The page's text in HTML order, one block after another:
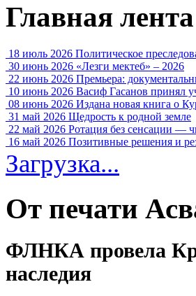
Главная лента
18 июль 2026 Политическое
30 июнь 2026 «Лезги мектеб» – 2026
22 июнь 2026 Премьера:
10 июнь 2026 Васиф Гасанов принял
08 июнь 2026 Издана новая книга о
31 май 2026 Щедрость к родной земле
22 май 2026 Ротация без сенсации —
16 май 2026 Позитивные решения и
Загрузка...
От печати
ФЛНКА провела
наследия